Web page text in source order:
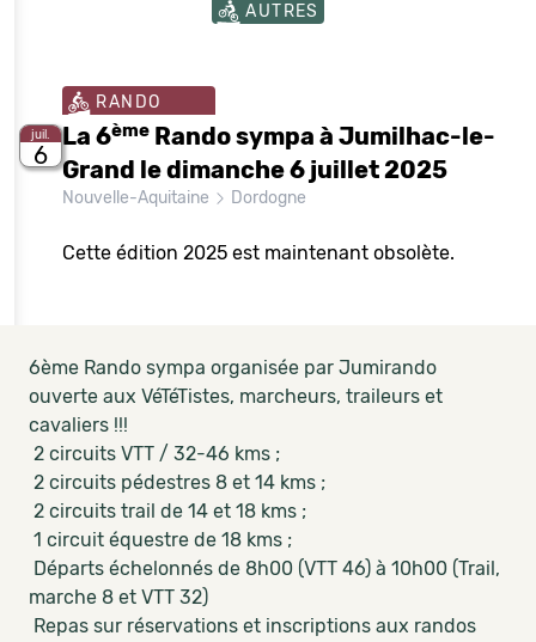
AUTRES
juil.
6
RANDO
La 6ème Rando sympa à Jumilhac-le-
Grand le dimanche 6 juillet 2025
Nouvelle-Aquitaine Dordogne
Cette édition 2025 est maintenant obsolète.
6ème Rando sympa organisée par Jumirando
ouverte aux VéTéTistes, marcheurs, traileurs et
cavaliers !!!
2 circuits VTT / 32-46 kms ;
2 circuits pédestres 8 et 14 kms ;
2 circuits trail de 14 et 18 kms ;
1 circuit équestre de 18 kms ;
Départs échelonnés de 8h00 (VTT 46) à 10h00 (Trail,
marche 8 et VTT 32)
Repas sur réservations et inscriptions aux randos